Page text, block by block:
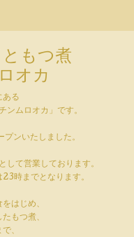
もつ煮
オカ
ある
ンムロオカ」です。
ンいたしました。
して営業しております。
時までとなります。
はじめ、
もつ煮、
、